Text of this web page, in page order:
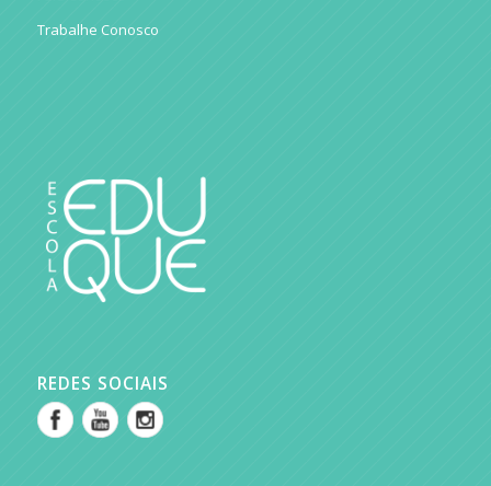
Trabalhe Conosco
REDES SOCIAIS